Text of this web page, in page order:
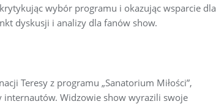
wybór programu i okazując wsparcie dla
dyskusji i analizy dla fanów show.
Teresy z programu „Sanatorium Miłości”,
internautów. Widzowie show wyrazili swoje